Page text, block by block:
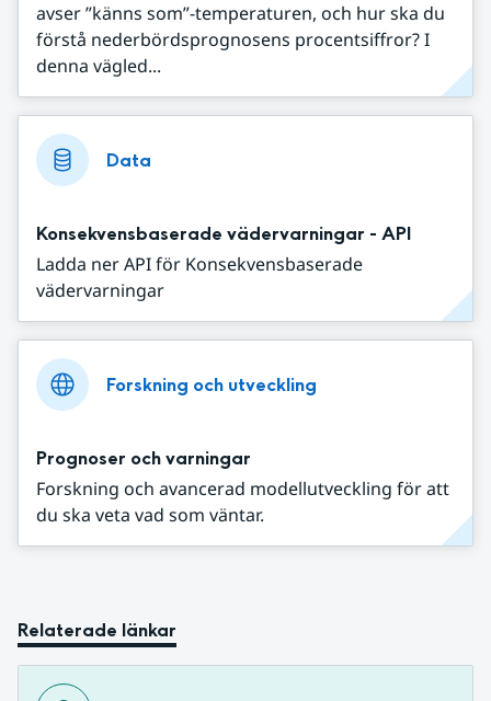
avser ”känns som”-temperaturen, och hur ska du
förstå nederbördsprognosens procentsiffror? I
denna vägled...
Data
Konsekvensbaserade vädervarningar - API
Ladda ner API för Konsekvensbaserade
vädervarningar
Forskning och utveckling
Prognoser och varningar
Forskning och avancerad modellutveckling för att
du ska veta vad som väntar.
Relaterade länkar